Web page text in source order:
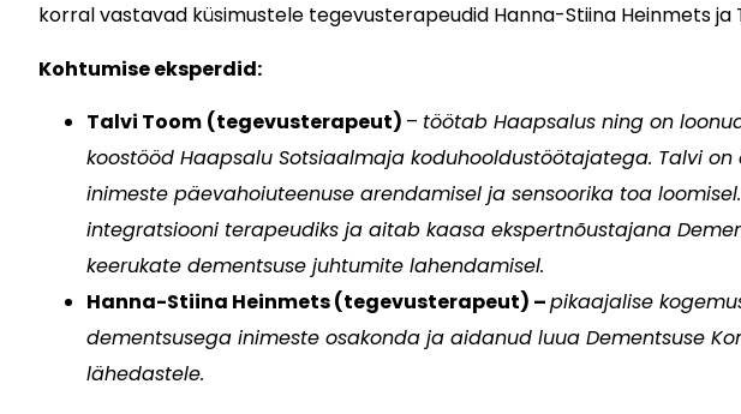
korral vastavad küsimustele tegevusterapeudid Hanna-Stiina Heinmets ja
Kohtumise eksperdid:
Talvi Toom (tegevusterapeut) – töötab Haapsalus ning on
koostööd Haapsalu Sotsiaalmaja koduhooldustöötajatega. Talvi
inimeste päevahoiuteenuse arendamisel ja sensoorika toa
integratsiooni terapeudiks ja aitab kaasa ekspertnõustajana
keerukate dementsuse juhtumite lahendamisel.
Hanna-Stiina Heinmets (tegevusterapeut) –pikaajalise
dementsusega inimeste osakonda ja aidanud luua Dementsuse
lähedastele.